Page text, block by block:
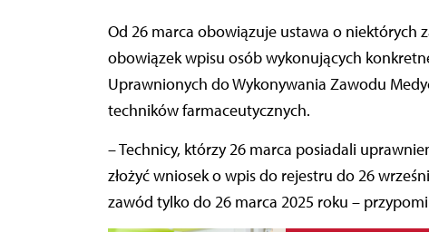
Od 26 marca obowiązuje ustawa o niektórych zawodach medycznych. Wprowadziła ona
obowiązek wpisu osób wykonujących
Uprawnionych do Wykonywania Zawodu
techników farmaceutycznych.
– Technicy, którzy 26 marca posiadali
złożyć wniosek o wpis do rejestru do 26
zawód tylko do 26 marca 2025 roku –